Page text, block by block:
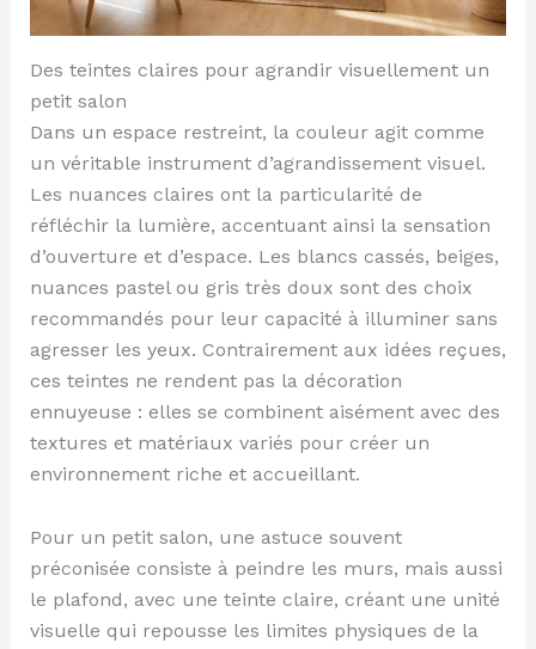
Des teintes claires pour agrandir visuellement un
petit salon
Dans un espace restreint, la couleur agit comme
un véritable instrument d’agrandissement visuel.
Les nuances claires ont la particularité de
réfléchir la lumière, accentuant ainsi la sensation
d’ouverture et d’espace. Les blancs cassés, beiges,
nuances pastel ou gris très doux sont des choix
recommandés pour leur capacité à illuminer sans
agresser les yeux. Contrairement aux idées reçues,
ces teintes ne rendent pas la décoration
ennuyeuse : elles se combinent aisément avec des
textures et matériaux variés pour créer un
environnement riche et accueillant.
Pour un petit salon, une astuce souvent
préconisée consiste à peindre les murs, mais aussi
le plafond, avec une teinte claire, créant une unité
visuelle qui repousse les limites physiques de la